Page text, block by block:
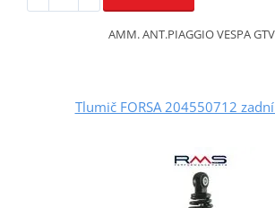
AMM. ANT.PIAGGIO VESPA
Tlumič FORSA 204550712